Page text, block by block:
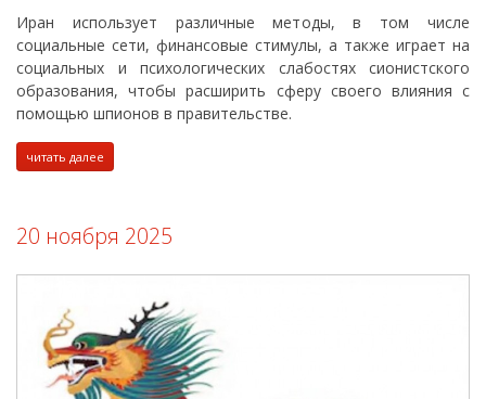
Иран использует различные методы, в том числе
социальные сети, финансовые стимулы, а также играет на
социальных и психологических слабостях сионистского
образования, чтобы расширить сферу своего влияния с
помощью шпионов в правительстве.
читать далее
20 ноября 2025